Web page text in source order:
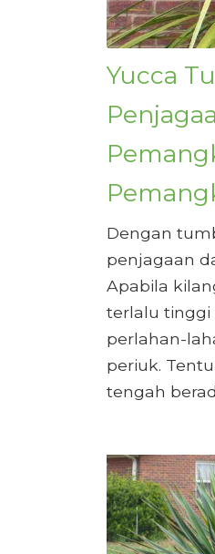
Yucca
Dengan
penjagaan
Apabila
terlalu tinggi
perlahan-
periuk.
tengah